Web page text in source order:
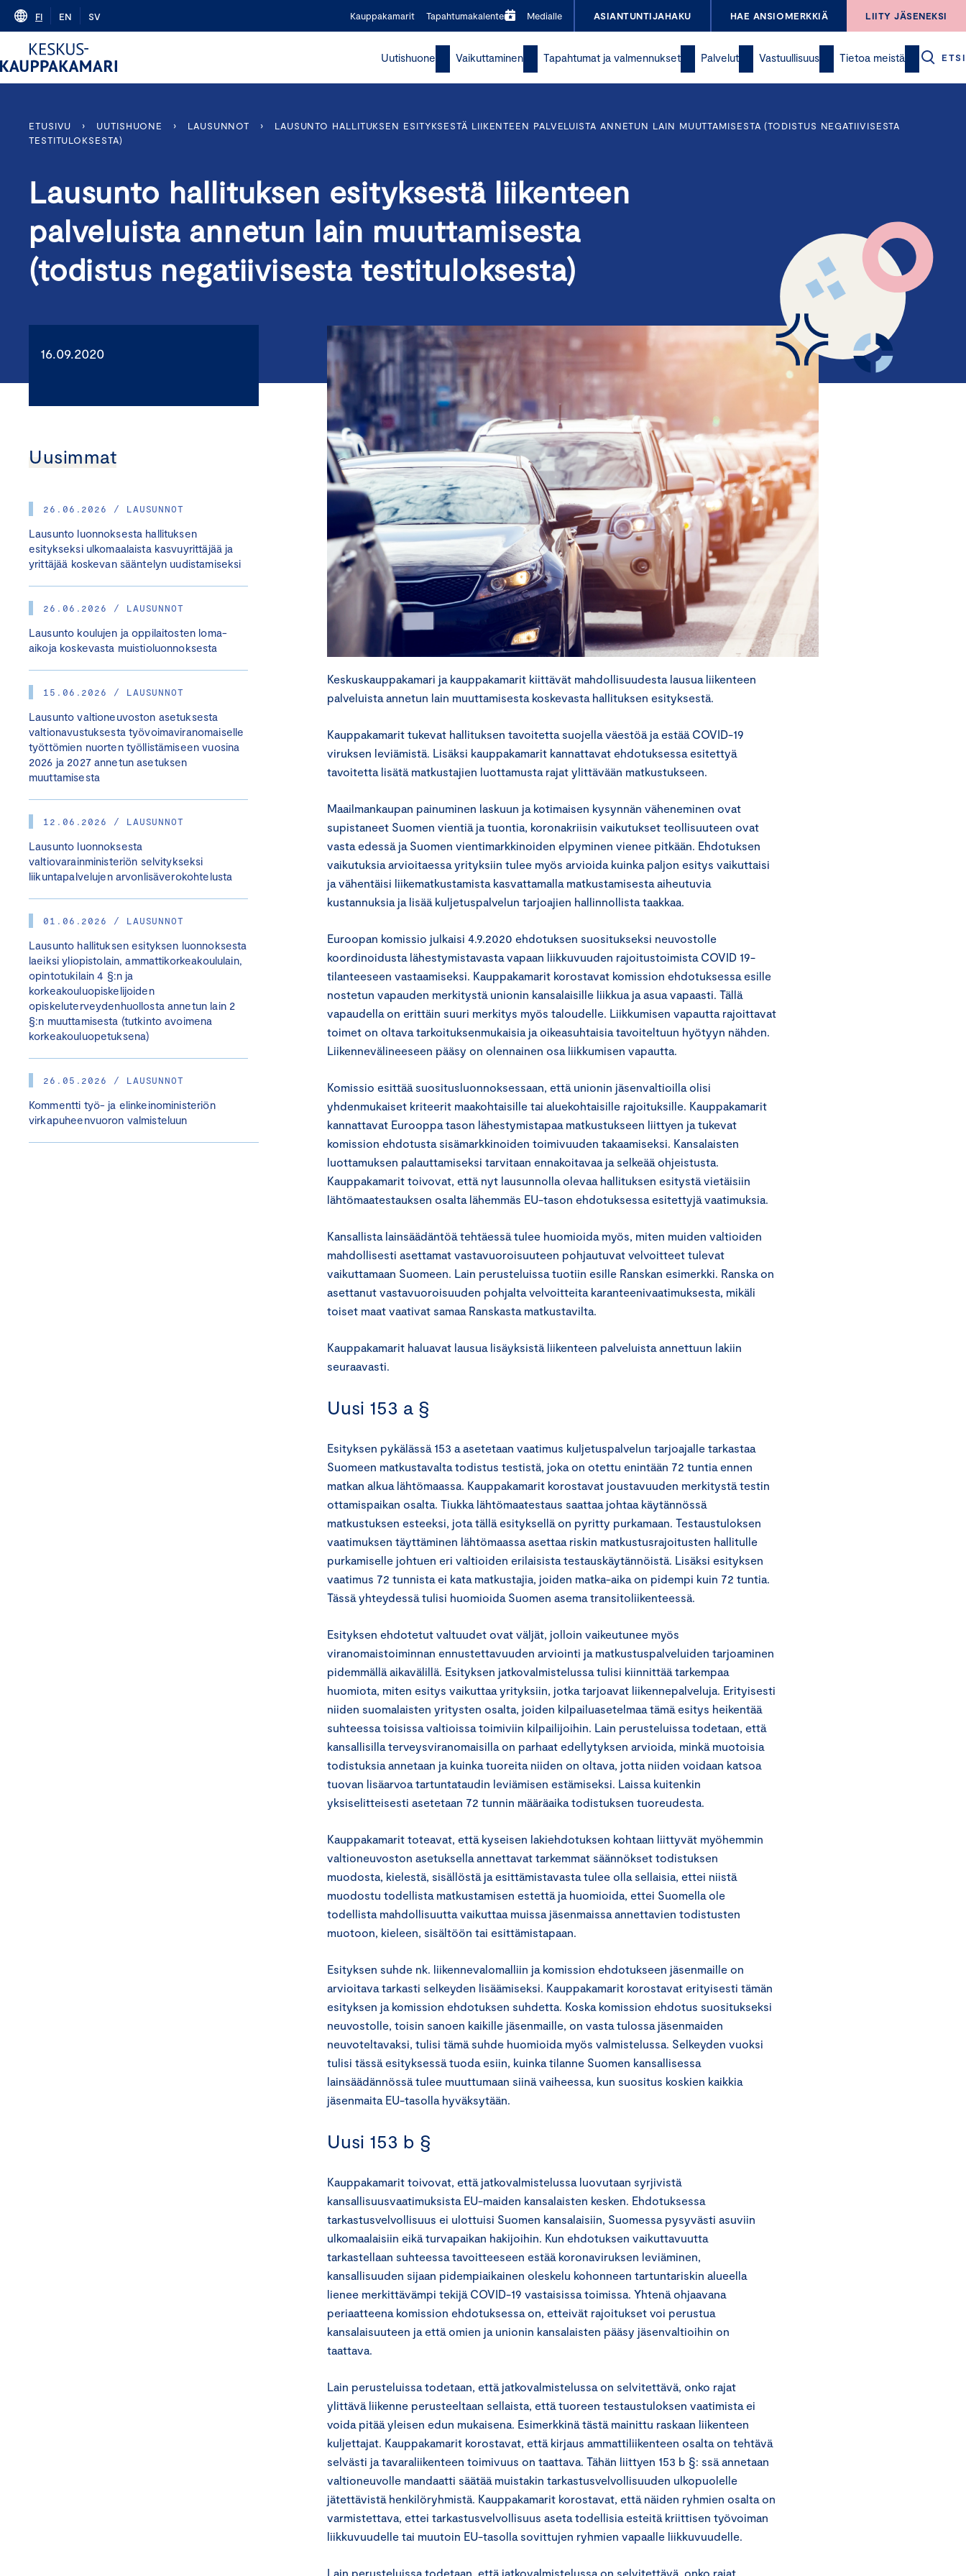
Skip
content
FI EN SV Kauppakamarit Tapahtumakalenteri Medialle ASIANTUNTIJAHAKU HAE ANSIOMERKKIÄ LIITY JÄSENEKSI
Uutishuone Vaikuttaminen Tapahtumat ja valmennukset Palvelut Vastuullisuus Tietoa meistä ETSI
ETUSIVU › UUTISHUONE › LAUSUNNOT ›
LAUSUNTO HALLITUKSEN ESITYKSESTÄ LIIKENTEEN PALVELUISTA ANNETUN LAIN MUUTTAMISESTA (TODISTUS NEGATIIVISESTA
TESTITULOKSESTA)
Lausunto hallituksen esityksestä liikenteen
palveluista annetun lain muuttamisesta
(todistus negatiivisesta testituloksesta)
16.09.2020
Uusimmat
26.06.2026 / LAUSUNNOT
Lausunto luonnoksesta hallituksen
esitykseksi ulkomaalaista kasvuyrittäjää ja
yrittäjää koskevan sääntelyn uudistamiseksi
26.06.2026 / LAUSUNNOT
Lausunto koulujen ja oppilaitosten loma-
aikoja koskevasta muistioluonnoksesta
15.06.2026 / LAUSUNNOT
Lausunto valtioneuvoston asetuksesta
valtionavustuksesta työvoimaviranomaiselle
työttömien nuorten työllistämiseen vuosina
2026 ja 2027 annetun asetuksen
muuttamisesta
12.06.2026 / LAUSUNNOT
Lausunto luonnoksesta
valtiovarainministeriön selvitykseksi
liikuntapalvelujen arvonlisäverokohtelusta
01.06.2026 / LAUSUNNOT
Lausunto hallituksen esityksen luonnoksesta
laeiksi yliopistolain, ammattikorkeakoululain,
opintotukilain 4 §:n ja
korkeakouluopiskelijoiden
opiskeluterveydenhuollosta annetun lain 2
§:n muuttamisesta (tutkinto avoimena
korkeakouluopetuksena)
26.05.2026 / LAUSUNNOT
Kommentti työ- ja elinkeinoministeriön
virkapuheenvuoron valmisteluun
Keskuskauppakamari ja kauppakamarit kiittävät mahdollisuudesta lausua liikenteen
palveluista annetun lain muuttamisesta koskevasta hallituksen esityksestä.
Kauppakamarit tukevat hallituksen tavoitetta suojella väestöä ja estää COVID-19
viruksen leviämistä. Lisäksi kauppakamarit kannattavat ehdotuksessa esitettyä
tavoitetta lisätä matkustajien luottamusta rajat ylittävään matkustukseen.
Maailmankaupan painuminen laskuun ja kotimaisen kysynnän väheneminen ovat
supistaneet Suomen vientiä ja tuontia, koronakriisin vaikutukset teollisuuteen ovat
vasta edessä ja Suomen vientimarkkinoiden elpyminen vienee pitkään. Ehdotuksen
vaikutuksia arvioitaessa yrityksiin tulee myös arvioida kuinka paljon esitys vaikuttaisi
ja vähentäisi liikematkustamista kasvattamalla matkustamisesta aiheutuvia
kustannuksia ja lisää kuljetuspalvelun tarjoajien hallinnollista taakkaa.
Euroopan komissio julkaisi 4.9.2020 ehdotuksen suositukseksi neuvostolle
koordinoidusta lähestymistavasta vapaan liikkuvuuden rajoitustoimista COVID 19-
tilanteeseen vastaamiseksi. Kauppakamarit korostavat komission ehdotuksessa esille
nostetun vapauden merkitystä unionin kansalaisille liikkua ja asua vapaasti. Tällä
vapaudella on erittäin suuri merkitys myös taloudelle. Liikkumisen vapautta rajoittavat
toimet on oltava tarkoituksenmukaisia ja oikeasuhtaisia tavoiteltuun hyötyyn nähden.
Liikennevälineeseen pääsy on olennainen osa liikkumisen vapautta.
Komissio esittää suositusluonnoksessaan, että unionin jäsenvaltioilla olisi
yhdenmukaiset kriteerit maakohtaisille tai aluekohtaisille rajoituksille. Kauppakamarit
kannattavat Eurooppa tason lähestymistapaa matkustukseen liittyen ja tukevat
komission ehdotusta sisämarkkinoiden toimivuuden takaamiseksi. Kansalaisten
luottamuksen palauttamiseksi tarvitaan ennakoitavaa ja selkeää ohjeistusta.
Kauppakamarit toivovat, että nyt lausunnolla olevaa hallituksen esitystä vietäisiin
lähtömaatestauksen osalta lähemmäs EU-tason ehdotuksessa esitettyjä vaatimuksia.
Kansallista lainsäädäntöä tehtäessä tulee huomioida myös, miten muiden valtioiden
mahdollisesti asettamat vastavuoroisuuteen pohjautuvat velvoitteet tulevat
vaikuttamaan Suomeen. Lain perusteluissa tuotiin esille Ranskan esimerkki. Ranska on
asettanut vastavuoroisuuden pohjalta velvoitteita karanteenivaatimuksesta, mikäli
toiset maat vaativat samaa Ranskasta matkustavilta.
Kauppakamarit haluavat lausua lisäyksistä liikenteen palveluista annettuun lakiin
seuraavasti.
Uusi 153 a §
Esityksen pykälässä 153 a asetetaan vaatimus kuljetuspalvelun tarjoajalle tarkastaa
Suomeen matkustavalta todistus testistä, joka on otettu enintään 72 tuntia ennen
matkan alkua lähtömaassa. Kauppakamarit korostavat joustavuuden merkitystä testin
ottamispaikan osalta. Tiukka lähtömaatestaus saattaa johtaa käytännössä
matkustuksen esteeksi, jota tällä esityksellä on pyritty purkamaan. Testaustuloksen
vaatimuksen täyttäminen lähtömaassa asettaa riskin matkustusrajoitusten hallitulle
purkamiselle johtuen eri valtioiden erilaisista testauskäytännöistä. Lisäksi esityksen
vaatimus 72 tunnista ei kata matkustajia, joiden matka-aika on pidempi kuin 72 tuntia.
Tässä yhteydessä tulisi huomioida Suomen asema transitoliikenteessä.
Esityksen ehdotetut valtuudet ovat väljät, jolloin vaikeutunee myös
viranomaistoiminnan ennustettavuuden arviointi ja matkustuspalveluiden tarjoaminen
pidemmällä aikavälillä. Esityksen jatkovalmistelussa tulisi kiinnittää tarkempaa
huomiota, miten esitys vaikuttaa yrityksiin, jotka tarjoavat liikennepalveluja. Erityisesti
niiden suomalaisten yritysten osalta, joiden kilpailuasetelmaa tämä esitys heikentää
suhteessa toisissa valtioissa toimiviin kilpailijoihin. Lain perusteluissa todetaan, että
kansallisilla terveysviranomaisilla on parhaat edellytyksen arvioida, minkä muotoisia
todistuksia annetaan ja kuinka tuoreita niiden on oltava, jotta niiden voidaan katsoa
tuovan lisäarvoa tartuntataudin leviämisen estämiseksi. Laissa kuitenkin
yksiselitteisesti asetetaan 72 tunnin määräaika todistuksen tuoreudesta.
Kauppakamarit toteavat, että kyseisen lakiehdotuksen kohtaan liittyvät myöhemmin
valtioneuvoston asetuksella annettavat tarkemmat säännökset todistuksen
muodosta, kielestä, sisällöstä ja esittämistavasta tulee olla sellaisia, ettei niistä
muodostu todellista matkustamisen estettä ja huomioida, ettei Suomella ole
todellista mahdollisuutta vaikuttaa muissa jäsenmaissa annettavien todistusten
muotoon, kieleen, sisältöön tai esittämistapaan.
Esityksen suhde nk. liikennevalomalliin ja komission ehdotukseen jäsenmaille on
arvioitava tarkasti selkeyden lisäämiseksi. Kauppakamarit korostavat erityisesti tämän
esityksen ja komission ehdotuksen suhdetta. Koska komission ehdotus suositukseksi
neuvostolle, toisin sanoen kaikille jäsenmaille, on vasta tulossa jäsenmaiden
neuvoteltavaksi, tulisi tämä suhde huomioida myös valmistelussa. Selkeyden vuoksi
tulisi tässä esityksessä tuoda esiin, kuinka tilanne Suomen kansallisessa
lainsäädännössä tulee muuttumaan siinä vaiheessa, kun suositus koskien kaikkia
jäsenmaita EU-tasolla hyväksytään.
Uusi 153 b §
Kauppakamarit toivovat, että jatkovalmistelussa luovutaan syrjivistä
kansallisuusvaatimuksista EU-maiden kansalaisten kesken. Ehdotuksessa
tarkastusvelvollisuus ei ulottuisi Suomen kansalaisiin, Suomessa pysyvästi asuviin
ulkomaalaisiin eikä turvapaikan hakijoihin. Kun ehdotuksen vaikuttavuutta
tarkastellaan suhteessa tavoitteeseen estää koronaviruksen leviäminen,
kansallisuuden sijaan pidempiaikainen oleskelu kohonneen tartuntariskin alueella
lienee merkittävämpi tekijä COVID-19 vastaisissa toimissa. Yhtenä ohjaavana
periaatteena komission ehdotuksessa on, etteivät rajoitukset voi perustua
kansalaisuuteen ja että omien ja unionin kansalaisten pääsy jäsenvaltioihin on
taattava.
Lain perusteluissa todetaan, että jatkovalmistelussa on selvitettävä, onko rajat
ylittävä liikenne perusteeltaan sellaista, että tuoreen testaustuloksen vaatimista ei
voida pitää yleisen edun mukaisena. Esimerkkinä tästä mainittu raskaan liikenteen
kuljettajat. Kauppakamarit korostavat, että kirjaus ammattiliikenteen osalta on tehtävä
selvästi ja tavaraliikenteen toimivuus on taattava. Tähän liittyen 153 b §: ssä annetaan
valtioneuvolle mandaatti säätää muistakin tarkastusvelvollisuuden ulkopuolelle
jätettävistä henkilöryhmistä. Kauppakamarit korostavat, että näiden ryhmien osalta on
varmistettava, ettei tarkastusvelvollisuus aseta todellisia esteitä kriittisen työvoiman
liikkuvuudelle tai muutoin EU-tasolla sovittujen ryhmien vapaalle liikkuvuudelle.
Lain perusteluissa todetaan, että jatkovalmistelussa on selvitettävä, onko rajat